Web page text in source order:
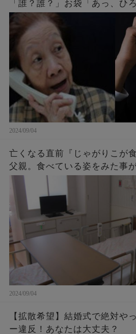
「誰？誰？」お袋「あっ、ひ
よ母さん、ひろしだよ」母の
返しとはw
2024/09/04
亡くなる直前『じゃがりこが
父親。食べている姿をみた事
思議に思っていたら・・・後
に涙が止まらない。
2024/09/04
【拡散希望】結婚式で絶対や
ー違反！あなたは大丈夫？